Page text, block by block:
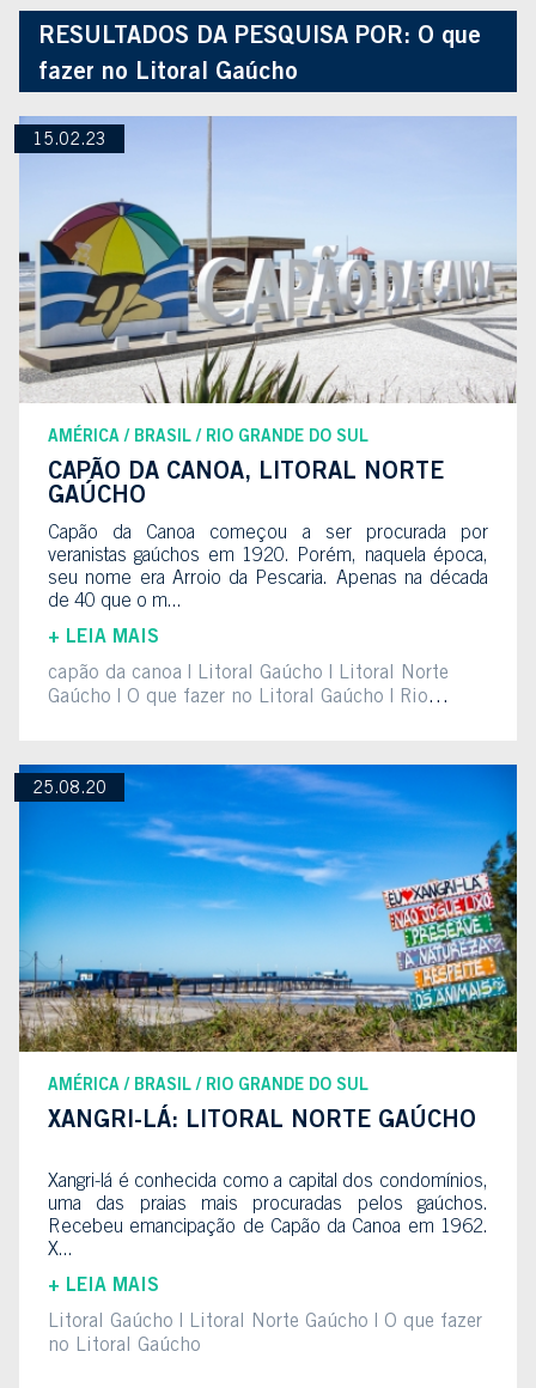
RESULTADOS DA PESQUISA POR: O que
fazer no Litoral Gaúcho
15.02.23
AMÉRICA BRASIL RIO GRANDE DO SUL
CAPÃO DA CANOA, LITORAL NORTE
GAÚCHO
Capão da Canoa começou a ser procurada por
veranistas gaúchos em 1920. Porém, naquela época,
seu nome era Arroio da Pescaria. Apenas na década
de 40 que o m...
+ LEIA MAIS
capão da canoa
Litoral Gaúcho
Litoral Norte
Gaúcho
O que fazer no Litoral Gaúcho
Rio
25.08.20
AMÉRICA BRASIL RIO GRANDE DO SUL
XANGRI-LÁ: LITORAL NORTE GAÚCHO
Xangri-lá é conhecida como a capital dos condomínios,
uma das praias mais procuradas pelos gaúchos.
Recebeu emancipação de Capão da Canoa em 1962.
X...
+ LEIA MAIS
Litoral Gaúcho
Litoral Norte Gaúcho
O que fazer
no Litoral Gaúcho